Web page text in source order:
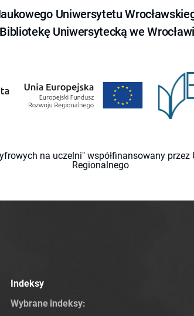
Uniwersytetu
Bibliotekę Uniwersytecką we
na uczelni" współfinansowany
Regionalnego
Indeksy
Wybrane indeksy: